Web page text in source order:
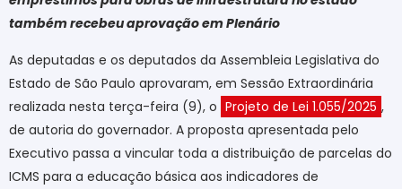
também recebeu aprovação em Plenário
As deputadas e os deputados da Assembleia Legislativa do
Estado de São Paulo aprovaram, em Sessão Extraordinária
realizada nesta terça-feira (9), o Projeto de Lei 1.055/2025 ,
de autoria do governador. A proposta apresentada pelo
Executivo passa a vincular toda a distribuição de parcelas do
ICMS para a educação básica aos indicadores de